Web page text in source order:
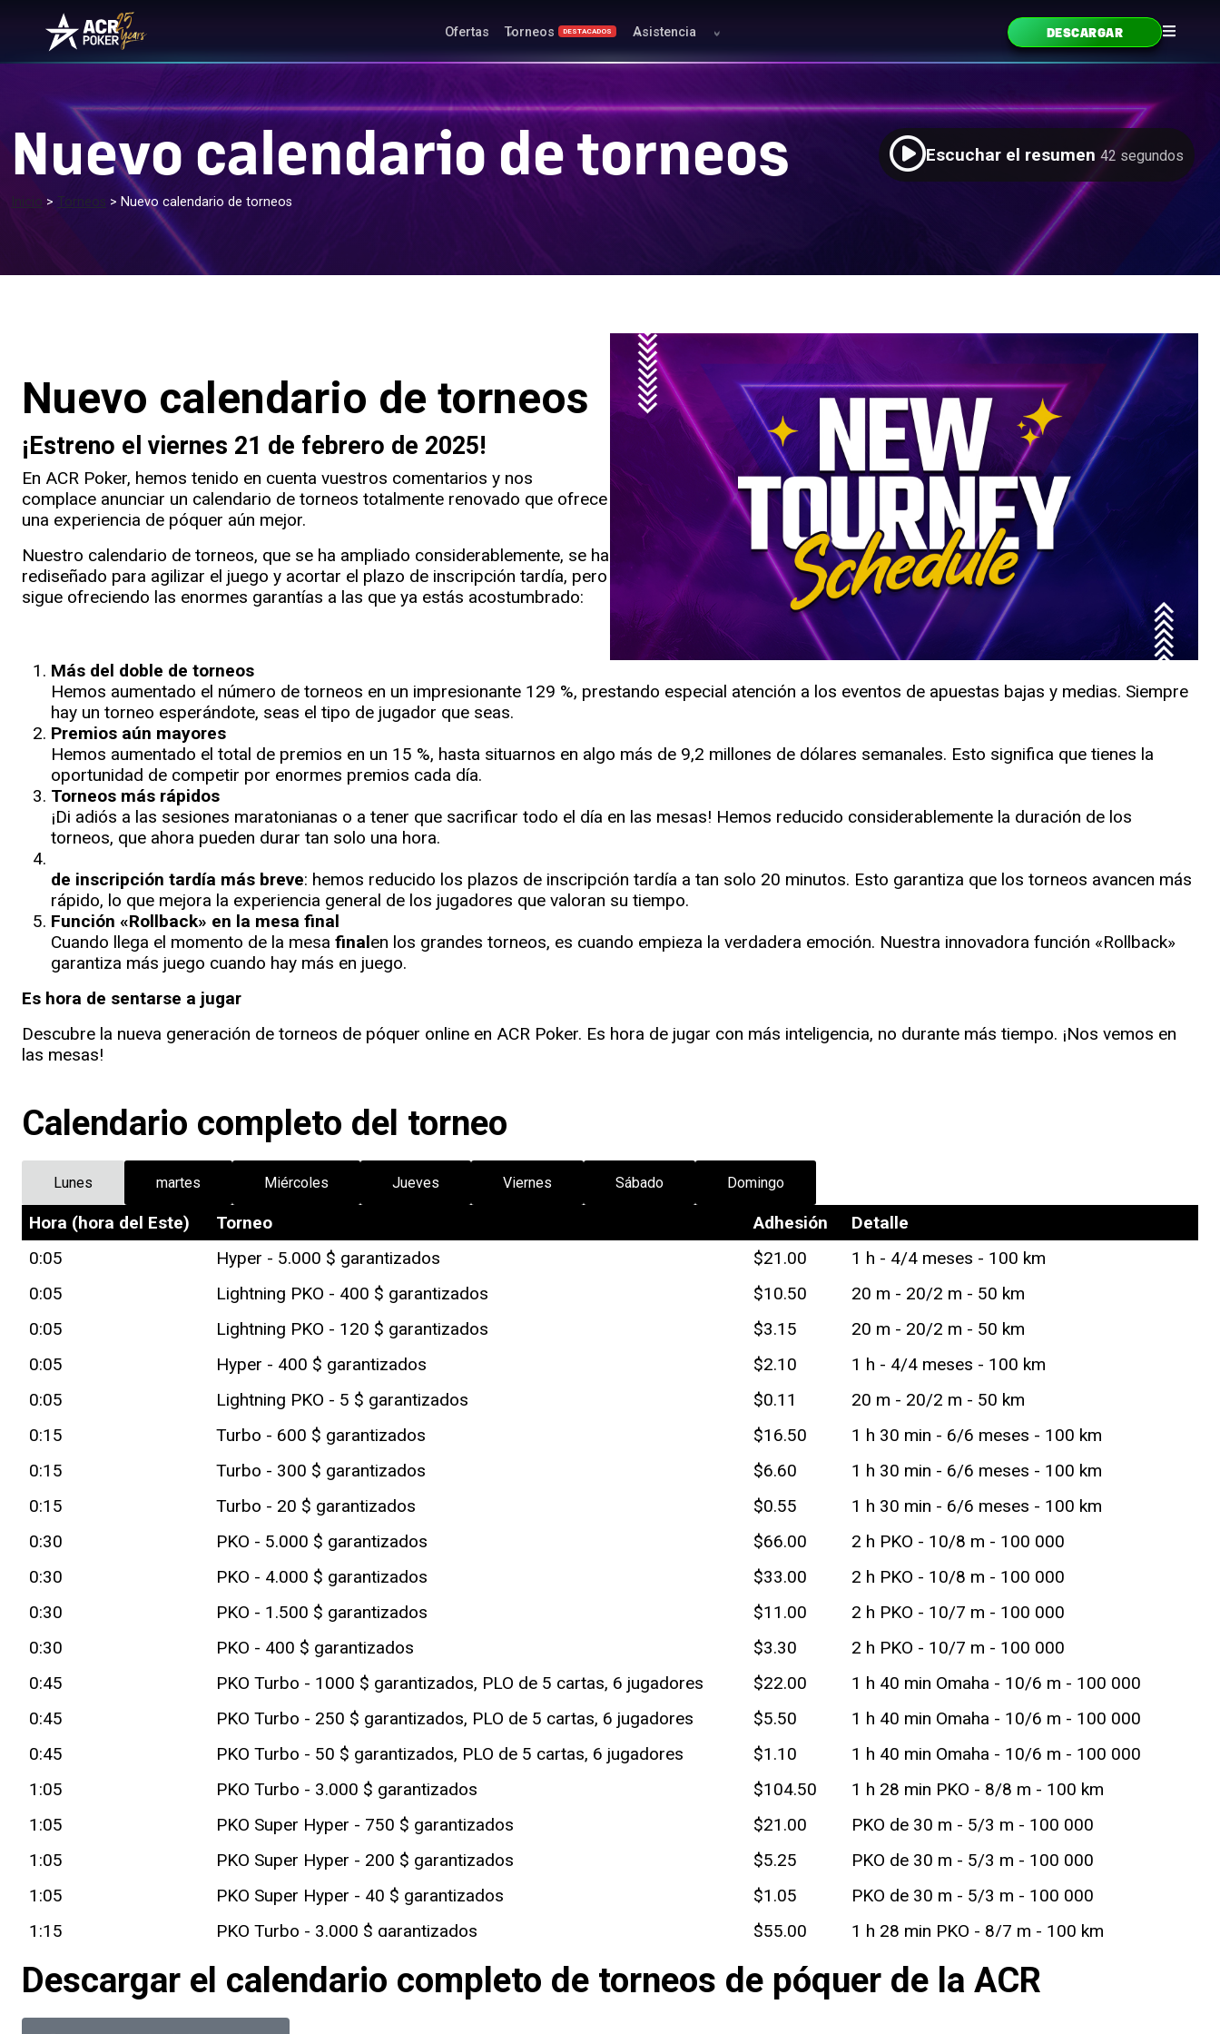
Ir al contenido
Navegación principal Ofertas Torneos DESTACADOS Asistencia DESCARGAR
Nuevo calendario de torneos Escuchar el resumen 42 segundos
Inicio > Torneos > Nuevo calendario de torneos
Nuevo calendario de torneos
¡Estreno el viernes 21 de febrero de 2025!
En ACR Poker, hemos tenido en cuenta vuestros comentarios y nos
complace anunciar un calendario de torneos totalmente renovado que ofrece
una experiencia de póquer aún mejor.
Nuestro calendario de torneos, que se ha ampliado considerablemente, se ha
rediseñado para agilizar el juego y acortar el plazo de inscripción tardía, pero
sigue ofreciendo las enormes garantías a las que ya estás acostumbrado:
Más del doble de torneos
Hemos aumentado el número de torneos en un impresionante 129 %, prestando especial atención a los eventos de apuestas bajas y medias. Siempre
hay un torneo esperándote, seas el tipo de jugador que seas.
Premios aún mayores
Hemos aumentado el total de premios en un 15 %, hasta situarnos en algo más de 9,2 millones de dólares semanales. Esto significa que tienes la
oportunidad de competir por enormes premios cada día.
Torneos más rápidos
¡Di adiós a las sesiones maratonianas o a tener que sacrificar todo el día en las mesas! Hemos reducido considerablemente la duración de los
torneos, que ahora pueden durar tan solo una hora.
de inscripción tardía más breve: hemos reducido los plazos de inscripción tardía a tan solo 20 minutos. Esto garantiza que los torneos avancen más
rápido, lo que mejora la experiencia general de los jugadores que valoran su tiempo.
Función «Rollback» en la mesa final
Cuando llega el momento de la mesa finalen los grandes torneos, es cuando empieza la verdadera emoción. Nuestra innovadora función «Rollback»
garantiza más juego cuando hay más en juego.
Es hora de sentarse a jugar
Descubre la nueva generación de torneos de póquer online en ACR Poker. Es hora de jugar con más inteligencia, no durante más tiempo. ¡Nos vemos en
las mesas!
Calendario completo del torneo
Lunes martes Miércoles Jueves Viernes Sábado Domingo
Hora (hora del Este) Torneo Adhesión
Detalle
0:05
Hyper - 5.000 $ garantizados $21.00
1 h - 4/4 meses - 100 km
0:05
Lightning PKO - 400 $ garantizados $10.50
20 m - 20/2 m - 50 km
0:05
Lightning PKO - 120 $ garantizados $3.15
20 m - 20/2 m - 50 km
0:05
Hyper - 400 $ garantizados $2.10
1 h - 4/4 meses - 100 km
0:05
Lightning PKO - 5 $ garantizados $0.11
20 m - 20/2 m - 50 km
0:15
Turbo - 600 $ garantizados $16.50
1 h 30 min - 6/6 meses - 100 km
0:15
Turbo - 300 $ garantizados $6.60
1 h 30 min - 6/6 meses - 100 km
0:15
Turbo - 20 $ garantizados $0.55
1 h 30 min - 6/6 meses - 100 km
0:30
PKO - 5.000 $ garantizados $66.00
2 h PKO - 10/8 m - 100 000
0:30
PKO - 4.000 $ garantizados $33.00
2 h PKO - 10/8 m - 100 000
0:30
PKO - 1.500 $ garantizados $11.00
2 h PKO - 10/7 m - 100 000
0:30
PKO - 400 $ garantizados $3.30
2 h PKO - 10/7 m - 100 000
0:45
PKO Turbo - 1000 $ garantizados, PLO de 5 cartas, 6 jugadores $22.00
1 h 40 min Omaha - 10/6 m - 100 000
0:45
PKO Turbo - 250 $ garantizados, PLO de 5 cartas, 6 jugadores $5.50
1 h 40 min Omaha - 10/6 m - 100 000
0:45
PKO Turbo - 50 $ garantizados, PLO de 5 cartas, 6 jugadores $1.10
1 h 40 min Omaha - 10/6 m - 100 000
1:05
PKO Turbo - 3.000 $ garantizados $104.50
1 h 28 min PKO - 8/8 m - 100 km
1:05
PKO Super Hyper - 750 $ garantizados $21.00
PKO de 30 m - 5/3 m - 100 000
1:05
PKO Super Hyper - 200 $ garantizados $5.25
PKO de 30 m - 5/3 m - 100 000
1:05
PKO Super Hyper - 40 $ garantizados $1.05
PKO de 30 m - 5/3 m - 100 000
1:15
PKO Turbo - 3.000 $ garantizados $55.00
1 h 28 min PKO - 8/7 m - 100 km
1:15
PKO Turbo - 1000 $ garantizados $16.50
1 h 28 min PKO - 8/6 m - 100 km
$2.50
Descargar el calendario completo de torneos de póquer de la ACR